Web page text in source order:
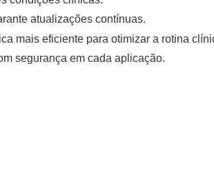
atualizações contínuas.
mais eficiente para otimizar a rotina
segurança em cada aplicação.